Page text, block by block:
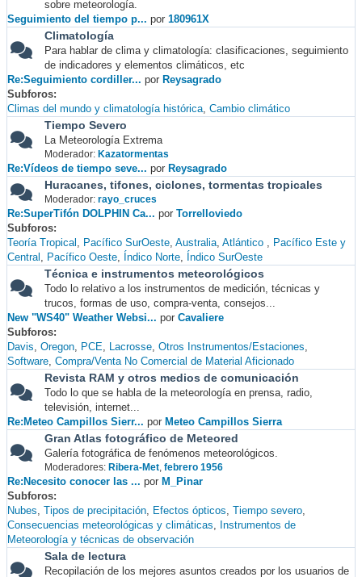
sobre meteorología.
Seguimiento del tiempo p... por 180961X
Climatología
Para hablar de clima y climatología: clasificaciones, seguimiento
de indicadores y elementos climáticos, etc
Re:Seguimiento cordiller... por Reysagrado
Subforos
Climas del mundo y climatología histórica Cambio climático
Tiempo Severo
La Meteorología Extrema
Moderador: Kazatormentas
Re:Vídeos de tiempo seve... por Reysagrado
Huracanes, tifones, ciclones, tormentas tropicales
Moderador: rayo_cruces
Re:SuperTifón DOLPHIN Ca... por Torrelloviedo
Subforos
Teoría Tropical
Pacífico SurOeste Australia Atlántico
Pacífico Este y
Central
Pacífico Oeste Índico Norte Índico SurOeste
Técnica e instrumentos meteorológicos
Todo lo relativo a los instrumentos de medición, técnicas y
trucos, formas de uso, compra-venta, consejos...
New "WS40" Weather Websi... por Cavaliere
Subforos
Davis Oregon PCE Lacrosse Otros Instrumentos/Estaciones
Software Compra/Venta No Comercial de Material Aficionado
Revista RAM y otros medios de comunicación
Todo lo que se habla de la meteorología en prensa, radio,
televisión, internet...
Re:Meteo Campillos Sierr... por Meteo Campillos Sierra
Gran Atlas fotográfico de Meteored
Galería fotográfica de fenómenos meteorológicos.
Moderadores: Ribera-Met, febrero 1956
Re:Necesito conocer las ... por M_Pinar
Subforos
Nubes Tipos de precipitación Efectos ópticos Tiempo severo
Consecuencias meteorológicas y climáticas
Instrumentos de
Meteorología y técnicas de observación
Sala de lectura
Recopilación de los mejores asuntos creados por los usuarios de